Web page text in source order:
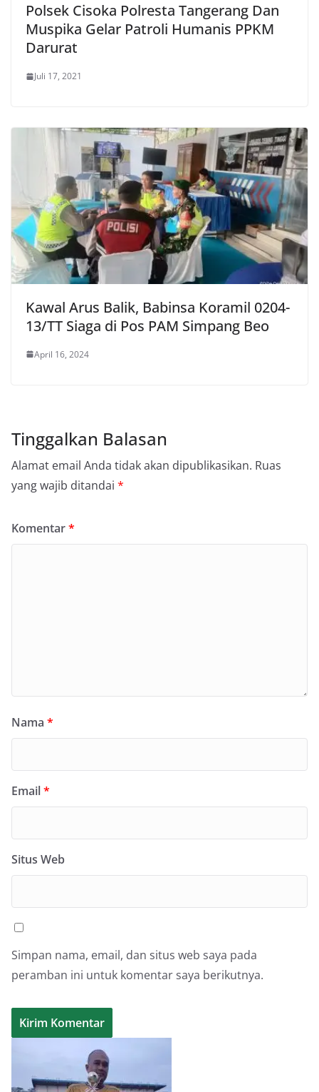
Polsek Cisoka Polresta Tangerang Dan
Muspika Gelar Patroli Humanis PPKM
Darurat
Juli 17, 2021
Kawal Arus Balik, Babinsa Koramil 0204-
13/TT Siaga di Pos PAM Simpang Beo
April 16, 2024
Tinggalkan Balasan
Alamat email Anda tidak akan dipublikasikan. Ruas
yang wajib ditandai *
Komentar*
Nama *
Email*
Situs Web
Simpan nama, email, dan situs web saya pada
peramban ini untuk komentar saya berikutnya.